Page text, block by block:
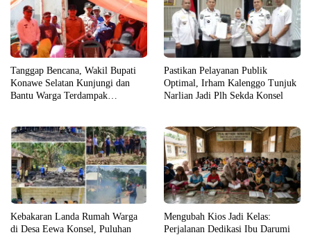
Tanggap Bencana, Wakil Bupati
Konawe Selatan Kunjungi dan
Bantu Warga Terdampak
Pastikan Pelayanan Publik
Optimal, Irham Kalenggo Tunjuk
Narlian Jadi Plh Sekda Konsel
Kebakaran Landa Rumah Warga
di Desa Eewa Konsel, Puluhan
Mengubah Kios Jadi Kelas:
Perjalanan Dedikasi Ibu Darumi